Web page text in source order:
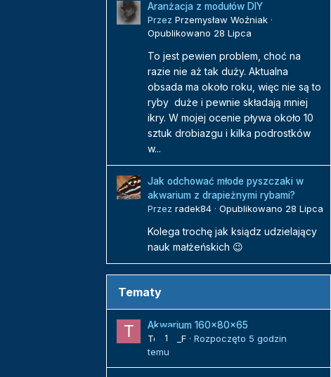
Aranżacja z modułów DIY
Przez Przemysław Woźniak ·
Opublikowano 28 Lipca
To jest pewien problem, choć na
razie nie aż tak duży. Aktualna
obsada ma około roku, więc nie są to
ryby duże i pewnie składają mniej
ikry. W mojej ocenie pływa około 10
sztuk drobiazgu i kilka podrostków
w...
Jak odchować młode pyszczaki w
akwarium z drapieżnymi rybami?
Przez radek84 · Opublikowano 28 Lipca
Kolega trochę jak ksiądz udzielający
nauk małżeńskich 😉
Tematy
1
Akwarium 160x80x65
Tomek_F · Rozpoczęto 5 godzin
temu